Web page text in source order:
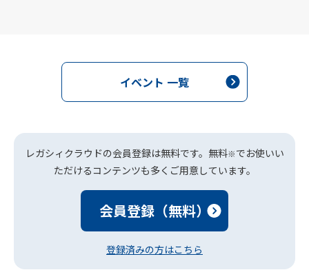
イベント 一覧
レガシィクラウドの会員登録は無料です。無料※でお使いい
ただけるコンテンツも多くご用意しています。
会員登録（無料）
登録済みの方はこちら